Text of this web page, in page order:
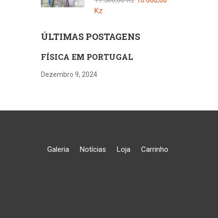
Física e Química
Kz
ÚLTIMAS POSTAGENS
FÍSICA EM PORTUGAL
Dezembro 9, 2024
Galeria Notícias Loja Carrinho